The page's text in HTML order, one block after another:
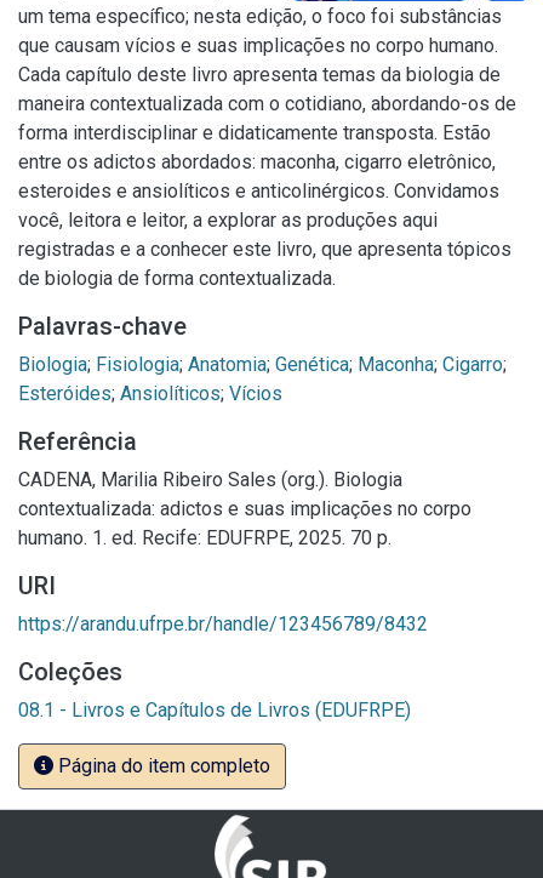
um tema específico; nesta edição, o foco foi substâncias
que causam vícios e suas implicações no corpo humano.
Cada capítulo deste livro apresenta temas da biologia de
maneira contextualizada com o cotidiano, abordando-os de
forma interdisciplinar e didaticamente transposta. Estão
entre os adictos abordados: maconha, cigarro eletrônico,
esteroides e ansiolíticos e anticolinérgicos. Convidamos
você, leitora e leitor, a explorar as produções aqui
registradas e a conhecer este livro, que apresenta tópicos
de biologia de forma contextualizada.
Palavras-chave
Biologia; Fisiologia; Anatomia; Genética; Maconha; Cigarro;
Esteróides; Ansiolíticos; Vícios
Referência
CADENA, Marilia Ribeiro Sales (org.). Biologia
contextualizada: adictos e suas implicações no corpo
humano. 1. ed. Recife: EDUFRPE, 2025. 70 p.
URI
https://arandu.ufrpe.br/handle/123456789/8432
Coleções
08.1 - Livros e Capítulos de Livros (EDUFRPE)
Página do item completo